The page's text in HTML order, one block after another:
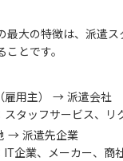
最大の特徴は、派遣
ことです。
雇用主） → 派遣会社
スタッフサービス、リ
→ 派遣先企業
IT企業、メーカー、商